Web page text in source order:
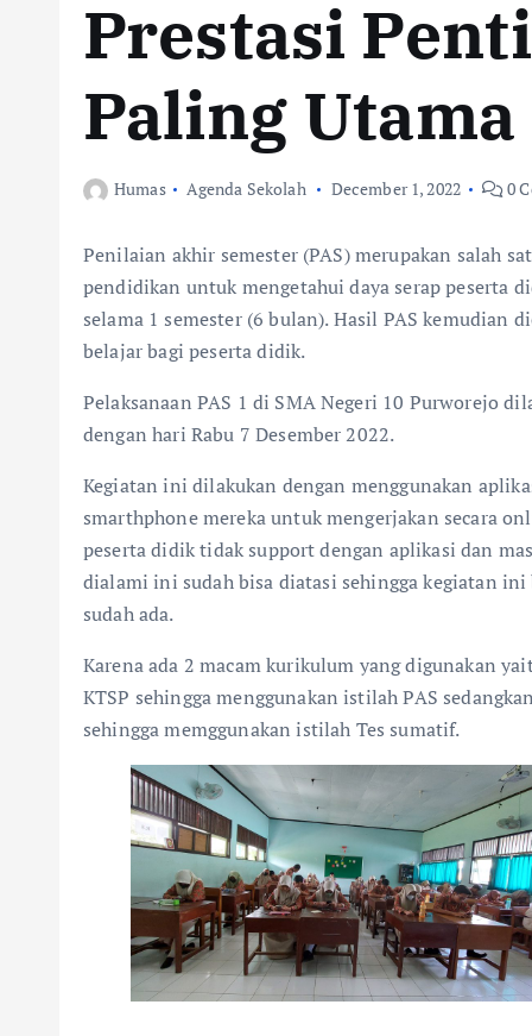
Prestasi
Paling Utama
Humas Agenda Sekolah December 1, 2022 0
Penilaian akhir semester (PAS) merupakan salah
pendidikan untuk mengetahui daya serap peserta
selama 1 semester (6 bulan). Hasil PAS
belajar bagi peserta didik.
Pelaksanaan PAS 1 di SMA Negeri 10 Purworejo
dengan hari Rabu 7 Desember 2022.
Kegiatan ini dilakukan dengan menggunakan
smarthphone mereka untuk mengerjakan secara
peserta didik tidak support dengan aplikasi dan
dialami ini sudah bisa diatasi sehingga kegiatan
sudah ada.
Karena ada 2 macam kurikulum yang digunakan
KTSP sehingga menggunakan istilah PAS
sehingga memggunakan istilah Tes sumatif.